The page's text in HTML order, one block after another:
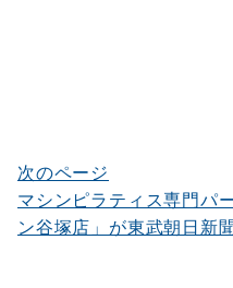
ョ
ン
次のページ
マシンピラティス専門パ
ン谷塚店」が東武朝日新